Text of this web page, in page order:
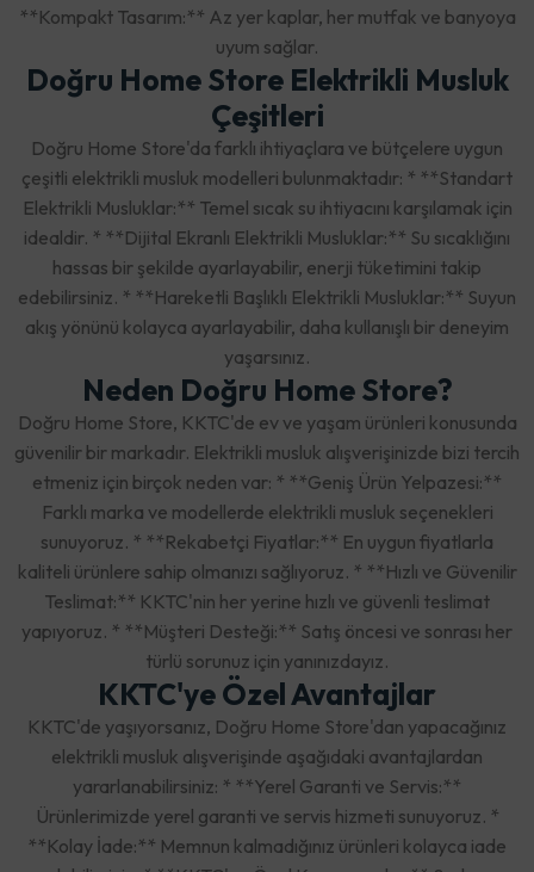
**Kompakt Tasarım:** Az yer kaplar, her mutfak ve banyoya
uyum sağlar.
Doğru Home Store Elektrikli Musluk
Çeşitleri
Doğru Home Store'da farklı ihtiyaçlara ve bütçelere uygun
çeşitli elektrikli musluk modelleri bulunmaktadır: * **Standart
Elektrikli Musluklar:** Temel sıcak su ihtiyacını karşılamak için
idealdir. * **Dijital Ekranlı Elektrikli Musluklar:** Su sıcaklığını
hassas bir şekilde ayarlayabilir, enerji tüketimini takip
edebilirsiniz. * **Hareketli Başlıklı Elektrikli Musluklar:** Suyun
akış yönünü kolayca ayarlayabilir, daha kullanışlı bir deneyim
yaşarsınız.
Neden Doğru Home Store?
Doğru Home Store, KKTC'de ev ve yaşam ürünleri konusunda
güvenilir bir markadır. Elektrikli musluk alışverişinizde bizi tercih
etmeniz için birçok neden var: * **Geniş Ürün Yelpazesi:**
Farklı marka ve modellerde elektrikli musluk seçenekleri
sunuyoruz. * **Rekabetçi Fiyatlar:** En uygun fiyatlarla
kaliteli ürünlere sahip olmanızı sağlıyoruz. * **Hızlı ve Güvenilir
Teslimat:** KKTC'nin her yerine hızlı ve güvenli teslimat
yapıyoruz. * **Müşteri Desteği:** Satış öncesi ve sonrası her
türlü sorunuz için yanınızdayız.
KKTC'ye Özel Avantajlar
KKTC'de yaşıyorsanız, Doğru Home Store'dan yapacağınız
elektrikli musluk alışverişinde aşağıdaki avantajlardan
yararlanabilirsiniz: * **Yerel Garanti ve Servis:**
Ürünlerimizde yerel garanti ve servis hizmeti sunuyoruz. *
**Kolay İade:** Memnun kalmadığınız ürünleri kolayca iade